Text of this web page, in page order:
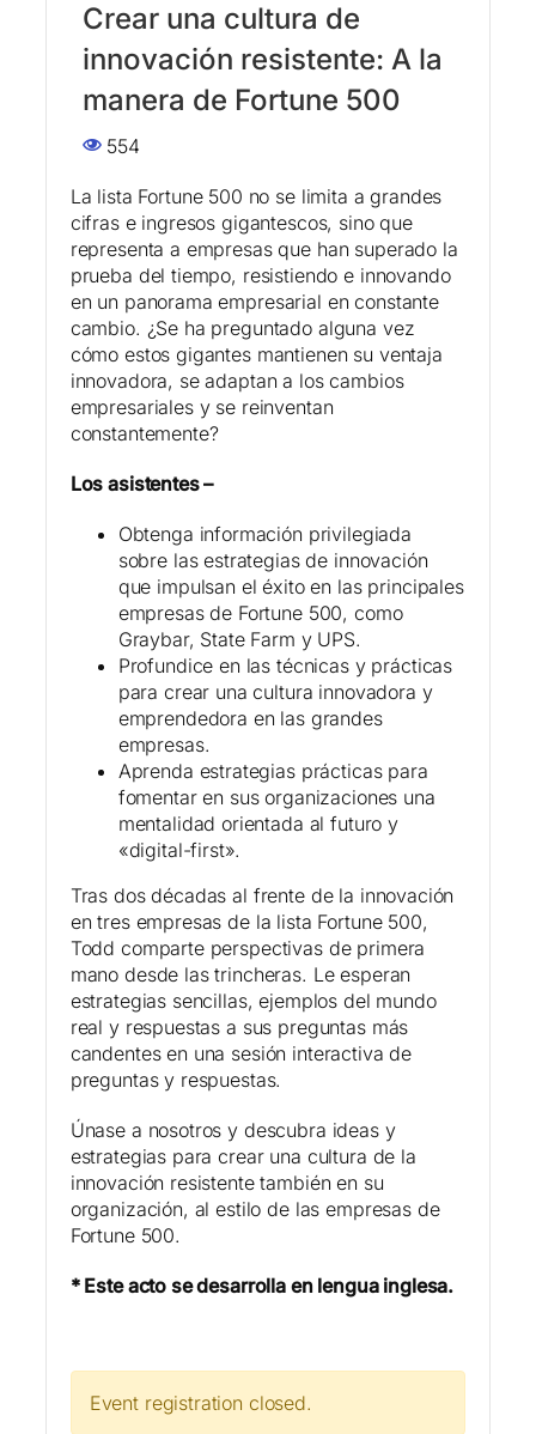
Crear una cultura de
innovación resistente: A la
manera de Fortune 500
554
La lista Fortune 500 no se limita a grandes
cifras e ingresos gigantescos, sino que
representa a empresas que han superado la
prueba del tiempo, resistiendo e innovando
en un panorama empresarial en constante
cambio. ¿Se ha preguntado alguna vez
cómo estos gigantes mantienen su ventaja
innovadora, se adaptan a los cambios
empresariales y se reinventan
constantemente?
Los asistentes –
Obtenga información privilegiada
sobre las estrategias de innovación
que impulsan el éxito en las principales
empresas de Fortune 500, como
Graybar, State Farm y UPS.
Profundice en las técnicas y prácticas
para crear una cultura innovadora y
emprendedora en las grandes
empresas.
Aprenda estrategias prácticas para
fomentar en sus organizaciones una
mentalidad orientada al futuro y
«digital-first».
Tras dos décadas al frente de la innovación
en tres empresas de la lista Fortune 500,
Todd comparte perspectivas de primera
mano desde las trincheras. Le esperan
estrategias sencillas, ejemplos del mundo
real y respuestas a sus preguntas más
candentes en una sesión interactiva de
preguntas y respuestas.
Únase a nosotros y descubra ideas y
estrategias para crear una cultura de la
innovación resistente también en su
organización, al estilo de las empresas de
Fortune 500.
* Este acto se desarrolla en lengua inglesa.
Event registration closed.